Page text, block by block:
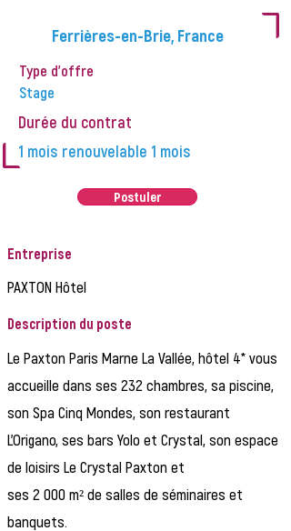
Ferrières-en-Brie, France L
Type d'offre
Stage
Durée du contrat
L1 mois renouvelable 1 mois
Postuler
Entreprise
PAXTON Hôtel
Description du poste
Le Paxton Paris Marne La Vallée, hôtel 4* vous
accueille dans ses 232 chambres, sa piscine,
son Spa Cinq Mondes, son restaurant
L’Origano, ses bars Yolo et Crystal, son espace
de loisirs Le Crystal Paxton et
ses 2 000 m² de salles de séminaires et
banquets.